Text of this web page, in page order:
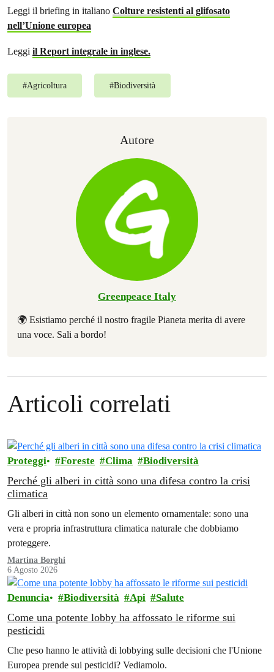
Leggi il briefing in italiano Colture resistenti al glifosato
nell’Unione europea
Leggi il Report integrale in inglese.
#Agricoltura #Biodiversità
Autore
Greenpeace Italy
🌍 Esistiamo perché il nostro fragile Pianeta merita di avere
una voce. Sali a bordo!
Articoli correlati
Proteggi Foreste Clima Biodiversità
Perché gli alberi in città sono una difesa contro la crisi
climatica
Gli alberi in città non sono un elemento ornamentale: sono una
vera e propria infrastruttura climatica naturale che dobbiamo
proteggere.
Martina Borghi
6 Agosto 2026
Denuncia Biodiversità Api Salute
Come una potente lobby ha affossato le riforme sui
pesticidi
Che peso hanno le attività di lobbying sulle decisioni che l'Unione
Europea prende sui pesticidi? Vediamolo.